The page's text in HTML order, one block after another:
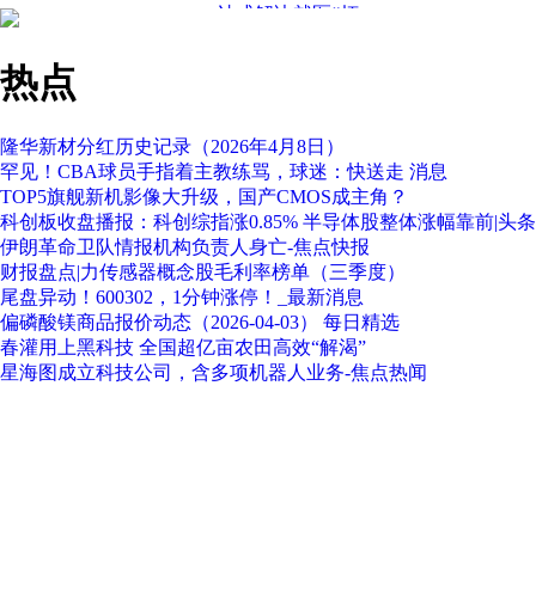
一站式解决就医“烦
热点
隆华新材分红历史记录（2026年4月8日）
罕见！CBA球员手指着主教练骂，球迷：快送走 消息
TOP5旗舰新机影像大升级，国产CMOS成主角？
科创板收盘播报：科创综指涨0.85% 半导体股整体涨幅靠前|头条
伊朗革命卫队情报机构负责人身亡-焦点快报
财报盘点|力传感器概念股毛利率榜单（三季度）
尾盘异动！600302，1分钟涨停！_最新消息
偏磷酸镁商品报价动态（2026-04-03） 每日精选
春灌用上黑科技 全国超亿亩农田高效“解渴”
星海图成立科技公司，含多项机器人业务-焦点热闻